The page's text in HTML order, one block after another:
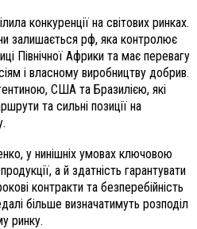
конкуренції на світових ринках.
залишається рф, яка контролює
Північної Африки та має перевагу
і власному виробництву добрив.
США та Бразилією, які
та сильні позиції на
у нинішніх умовах ключовою
а й здатність гарантувати
контракти та безперебійність
більше визначатимуть розподіл
ринку.